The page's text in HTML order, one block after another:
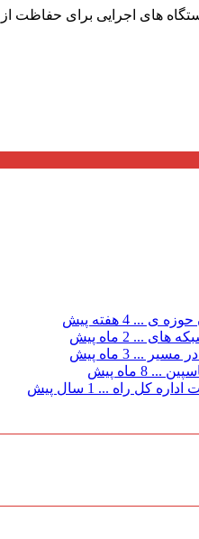
های اجرایی برای
حوزه ی ... 4 هفته پیش
های ... 2 ماه پیش
در مسیر ... 3 ماه پیش
... 8 ماه پیش
کل راه ... 1 سال پیش